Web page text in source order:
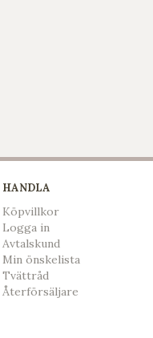
HANDLA
Köpvillkor
Logga in
Avtalskund
Min önskelista
Tvättråd
Återförsäljare